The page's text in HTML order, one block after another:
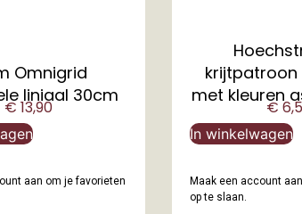
Omnigrid
liniaal 30cm
€13,90
aan om je favorieten
krijtpatroon
met kleuren
€
In winkelwagen
Maak een account
op te slaan.